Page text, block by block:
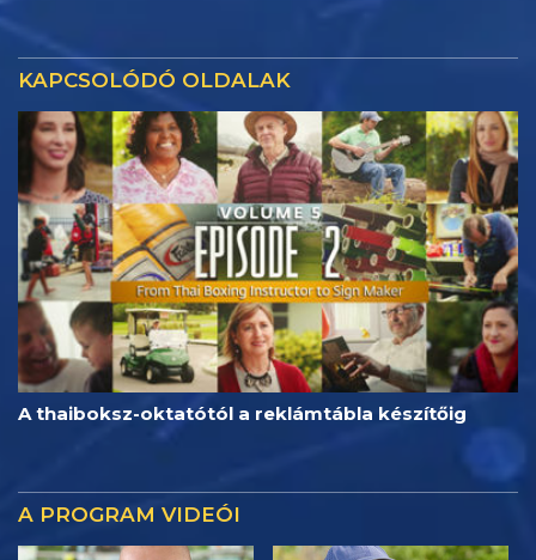
KAPCSOLÓDÓ OLDALAK
A thaiboksz-oktatótól a reklámtábla készítőig
A PROGRAM VIDEÓI